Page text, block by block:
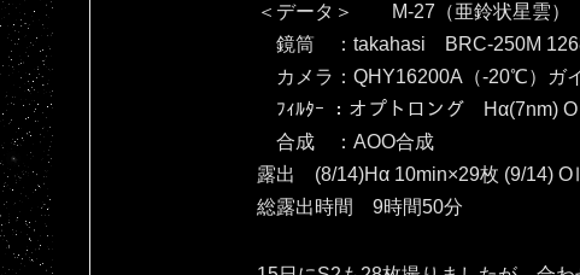
＜データ＞ M-27（亜鈴状星雲）
鏡筒 ：takahasi BRC-250M
カメラ：QHY16200A（‐20℃）
ﾌｨﾙﾀｰ ：オプトロング Hα(7nm)
合成 ：AOO合成
露出 (8/14)Hα 10min×29枚 (9/14)
総露出時間 9時間50分